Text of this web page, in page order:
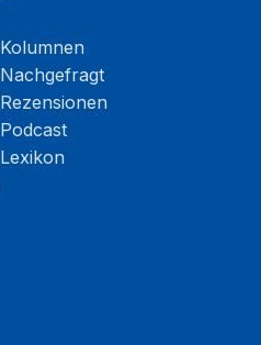
Kolumnen
Nachgefragt
Rezensionen
Podcast
Lexikon